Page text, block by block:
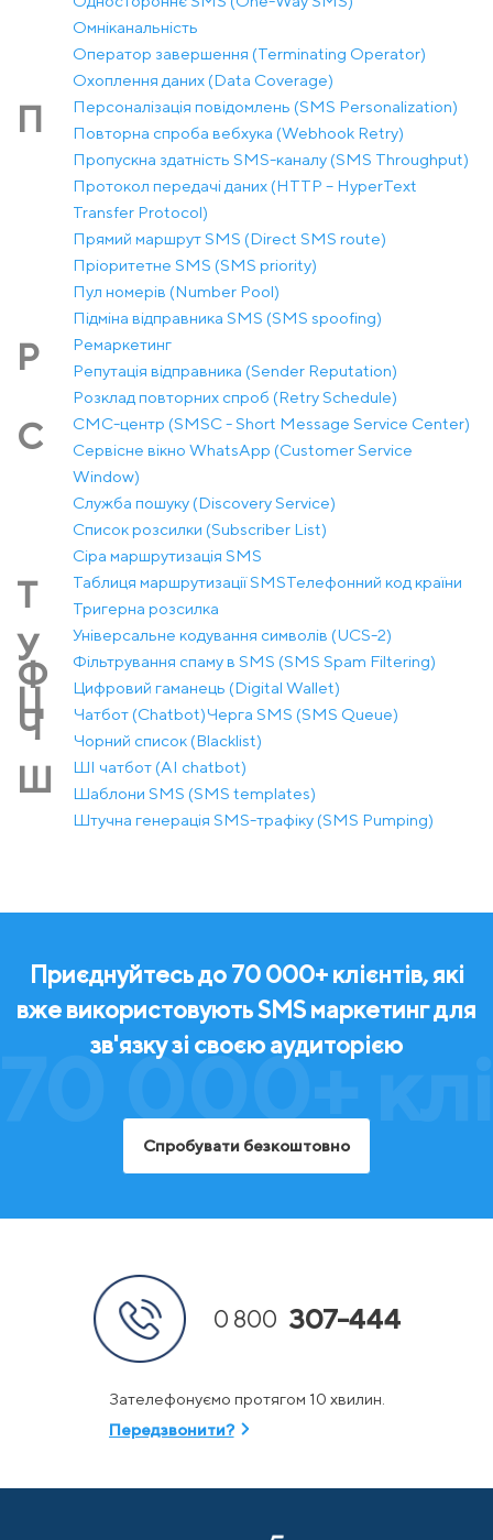
Омніканальність
Оператор завершення (Terminating Operator)
Охоплення даних (Data Coverage)
П
Персоналізація повідомлень (SMS Personalization)
Повторна спроба вебхука (Webhook Retry)
Пропускна здатність SMS-каналу (SMS Throughput)
Протокол передачі даних (HTTP – HyperText
Transfer Protocol)
Прямий маршрут SMS (Direct SMS route)
Пріоритетне SMS (SMS priority)
Пул номерів (Number Pool)
Підміна відправника SMS (SMS spoofing)
Р
Ремаркетинг
Репутація відправника (Sender Reputation)
Розклад повторних спроб (Retry Schedule)
С
СМС-центр (SMSC - Short Message Service Center)
Сервісне вікно WhatsApp (Customer Service
Window)
Служба пошуку (Discovery Service)
Список розсилки (Subscriber List)
Сіра маршрутизація SMS
Т Таблиця маршрутизації SMSТелефонний код країни
Тригерна розсилка
У Універсальне кодування символів (UCS-2)
Ф Фільтрування спаму в SMS (SMS Spam Filtering)
Ц Цифровий гаманець (Digital Wallet)
Ч Чатбот (Chatbot)Черга SMS (SMS Queue)
Чорний список (Blacklist)
Ш
ШІ чатбот (AI chatbot)
Шаблони SMS (SMS templates)
Штучна генерація SMS-трафіку (SMS Pumping)
70 000+
Приєднуйтесь до 70 000+ клієнтів, які
вже використовують SMS маркетинг для
зв'язку зі своєю аудиторією
Спробувати безкоштовно
0 800 307-444
Зателефонуємо протягом 10 хвилин.
Передзвонити?